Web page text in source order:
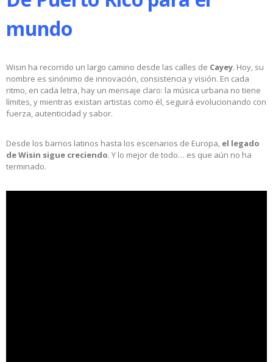
mundo
Wisin ha recorrido un largo camino desde las calles de Cayey. Hoy, su
nombre es sinónimo de innovación, consistencia y visión. En cada
ritmo, en cada letra, hay un mensaje claro: la música urbana no tiene
límites, y mientras existan artistas como él, seguirá evolucionando con
fuerza, autenticidad y sabor.
Desde los barrios latinos hasta los escenarios de Europa, el legado
de Wisin sigue creciendo. Y lo mejor de todo… es que aún no ha
terminado.